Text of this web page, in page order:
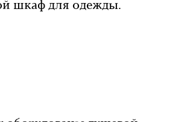
шкаф для одежды.